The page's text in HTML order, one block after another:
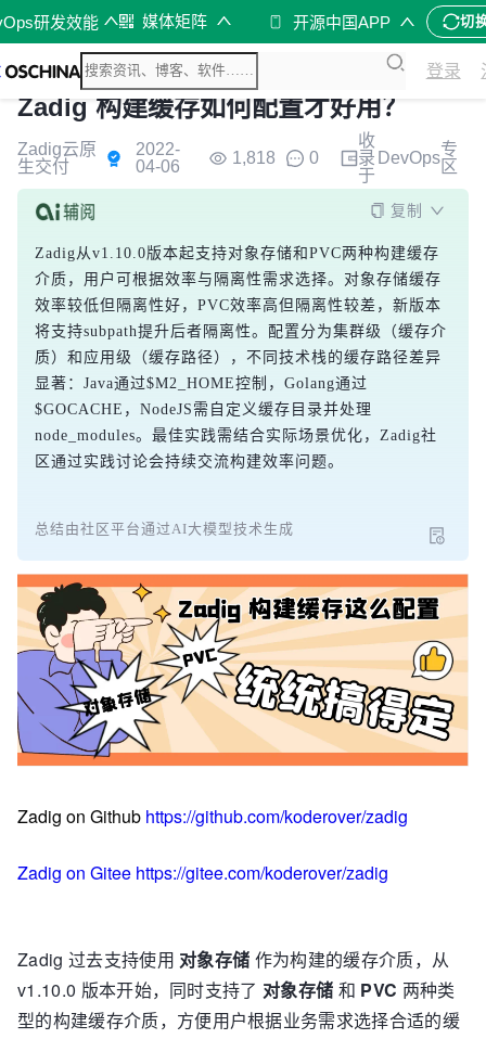
研发效能 媒体矩阵 开源中国APP 切
登录
Zadig 构建缓存如何配置才好用？
Zadig云原
生交付
2022-
04-06
1,818 0
收
录
于
DevOps专
区
复制
Zadig从v1.10.0版本起支持对象存储和PVC两种构建缓存
介质，用户可根据效率与隔离性需求选择。对象存储缓存
效率较低但隔离性好，PVC效率高但隔离性较差，新版本
将支持subpath提升后者隔离性。配置分为集群级（缓存介
质）和应用级（缓存路径），不同技术栈的缓存路径差异
显著：Java通过$M2_HOME控制，Golang通过
$GOCACHE，NodeJS需自定义缓存目录并处理
node_modules。最佳实践需结合实际场景优化，Zadig社
区通过实践讨论会持续交流构建效率问题。
总结由社区平台通过AI大模型技术生成
Zadig on Github https://github.com/koderover/zadig
Zadig on Gitee https://gitee.com/koderover/zadig
Zadig 过去支持使用 对象存储 作为构建的缓存介质，从
v1.10.0 版本开始，同时支持了 对象存储 和 PVC 两种类
型的构建缓存介质，方便用户根据业务需求选择合适的缓